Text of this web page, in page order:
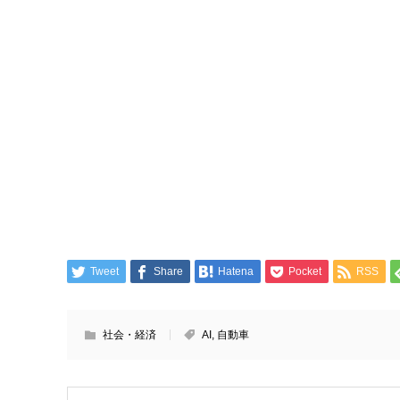
Tweet Share Hatena Pocket RSS
社会・経済 AI, 自動車